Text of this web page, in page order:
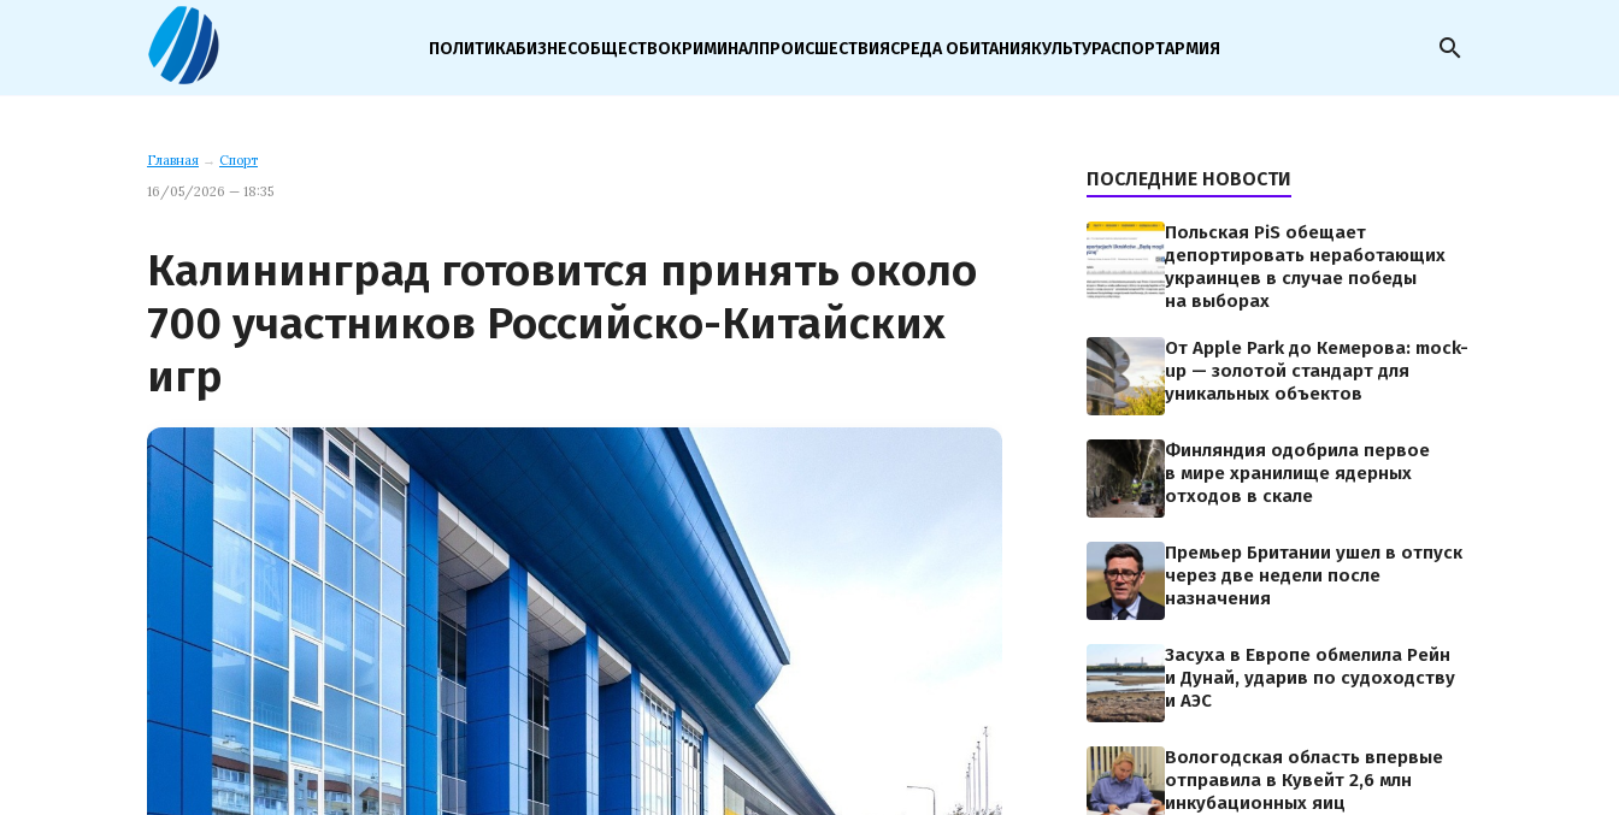
ПОЛИТИКАБИЗНЕСОБЩЕСТВОКРИМИНАЛПРОИСШЕСТВИЯСРЕДА ОБИТАНИЯКУЛЬТУРАСПОРТАРМИЯ search
Главная → Спорт
16/05/2026 — 18:35
Калининград готовится принять около
700 участников Российско-Китайских
игр
ПОСЛЕДНИЕ НОВОСТИ
Польская PiS обещает
депортировать неработающих
украинцев в случае победы
на выборах
От Apple Park до Кемерова: mock-
up — золотой стандарт для
уникальных объектов
Финляндия одобрила первое
в мире хранилище ядерных
отходов в скале
Премьер Британии ушел в отпуск
через две недели после
назначения
Засуха в Европе обмелила Рейн
и Дунай, ударив по судоходству
и АЭС
Вологодская область впервые
отправила в Кувейт 2,6 млн
инкубационных яиц